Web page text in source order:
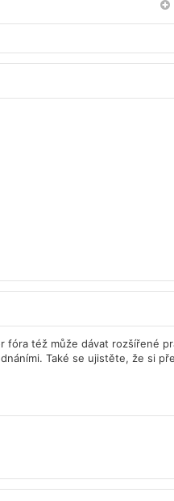
fóra též může dávat rozšířené
Také se ujistěte, že si